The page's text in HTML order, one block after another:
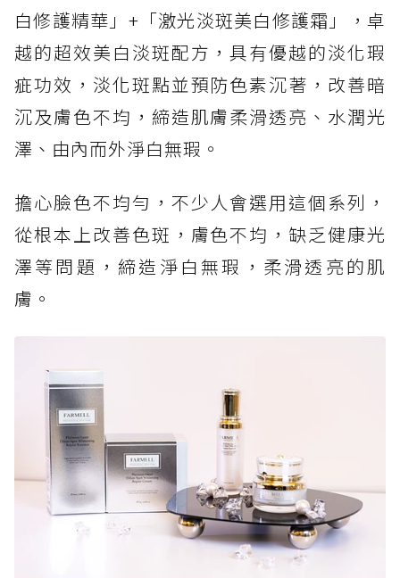
白修護精華」+「激光淡斑美白修護霜」，卓
越的超效美白淡斑配方，具有優越的淡化瑕
疵功效，淡化斑點並預防色素沉著，改善暗
沉及膚色不均，締造肌膚柔滑透亮、水潤光
澤、由內而外淨白無瑕。
擔心臉色不均勻，不少人會選用這個系列，
從根本上改善色斑，膚色不均，缺乏健康光
澤等問題，締造淨白無瑕，柔滑透亮的肌
膚。